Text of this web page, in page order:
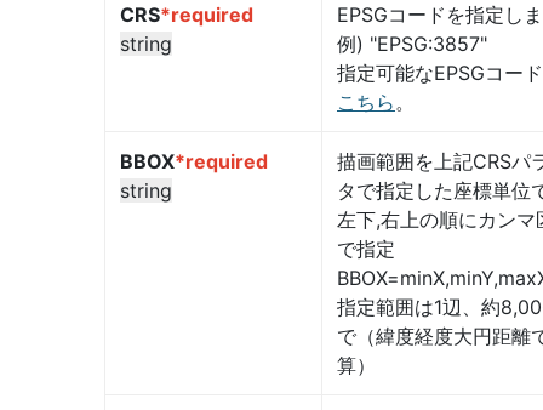
CRS*required
string
EPSGコードを指定し
例) "EPSG:3857"
指定可能なEPSGコー
こちら 。
BBOX*required
string
描画範囲を上記CRSパ
タで指定した座標単位
左下,右上の順にカンマ
で指定
指定範囲は1辺、約
で（緯度経度大円距離
算）